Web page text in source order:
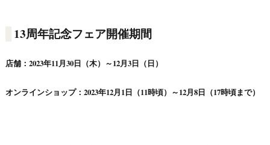
13周年記念フェア開催期間
店舗：2023年11月30日（木）～12月3日（日）
オンラインショップ：2023年12月1日（11時頃）～12月8日（17時頃まで）